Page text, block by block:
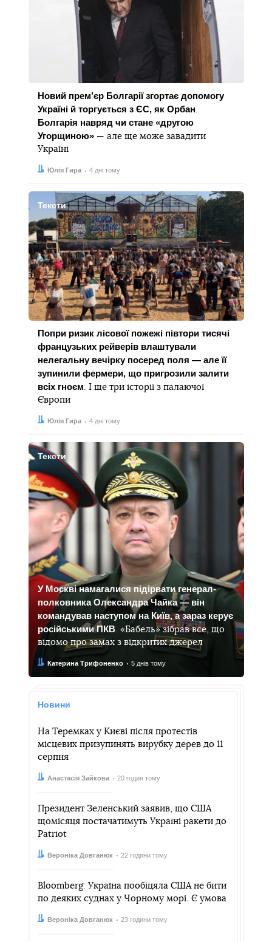
Новий прем’єр Болгарії згортає допомогу
Україні й торгується з ЄС, як Орбан.
Болгарія навряд чи стане «другою
Угорщиною» — але ще може завадити
Україні
Автор:Юлія Гира
Дата: 4 дні тому
Тексти
Попри ризик лісової пожежі півтори тисячі
французьких рейверів влаштували
нелегальну вечірку посеред поля — але її
зупинили фермери, що пригрозили залити
всіх гноєм. І ще три історії з палаючої
Європи
Автор:Юлія Гира
Дата: 4 дні тому
Тексти
У Москві намагалися підірвати генерал-
полковника Олександра Чайка — він
командував наступом на Київ, а зараз керує
російськими ПКВ. «Бабель» зібрав все, що
відомо про замах з відкритих джерел
Автор:
Катерина Трифоненко
Дата: 5 днів тому
Новини
На Теремках у Києві після протестів
місцевих призупинять вирубку дерев до 11
серпня
Автор:Анастасія Зайкова
Дата: 20 годин тому
Президент Зеленський заявив, що США
щомісяця постачатимуть Україні ракети до
Patriot
Автор:
Вероніка Довганюк
Дата: 22 години тому
Bloomberg: Україна пообіцяла США не бити
по деяких суднах у Чорному морі. Є умова
Автор:
Вероніка Довганюк
Дата: 23 години тому